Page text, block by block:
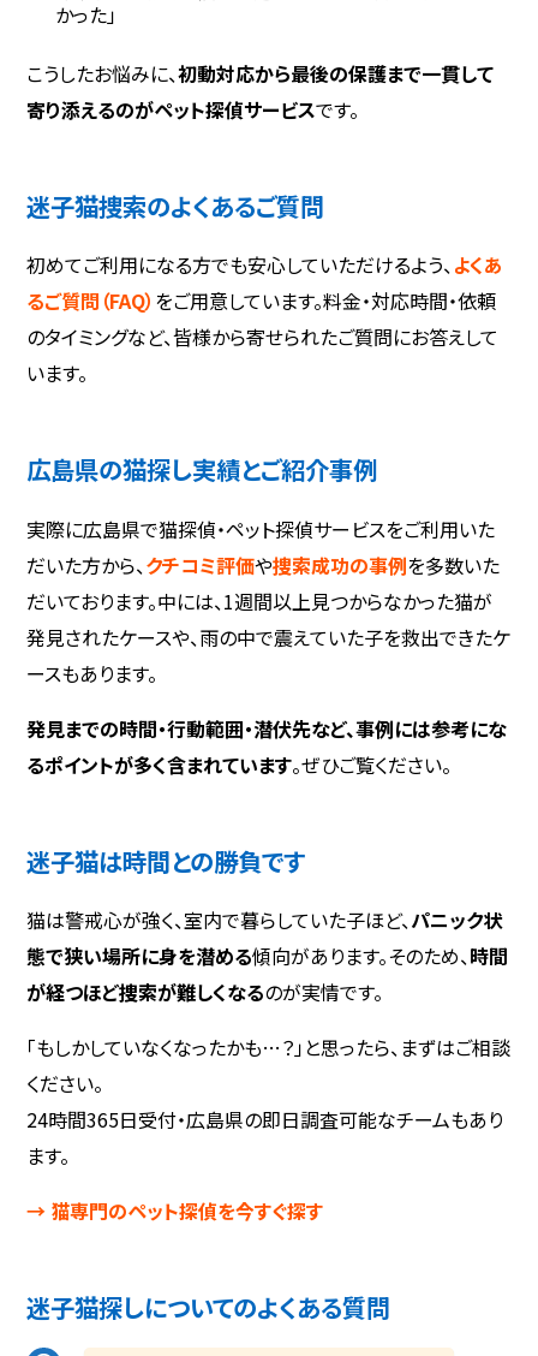
かった」
こうしたお悩みに、初動対応から最後の保護まで一貫して
寄り添えるのがペット探偵サービスです。
迷子猫捜索のよくあるご質問
初めてご利用になる方でも安心していただけるよう、よくあ
るご質問（FAQ） をご用意しています。料金・対応時間・依頼
のタイミングなど、皆様から寄せられたご質問にお答えして
います。
広島県の猫探し実績とご紹介事例
実際に広島県で猫探偵・ペット探偵サービスをご利用いた
だいた方から、クチコミ評価や捜索成功の事例を多数いた
だいております。中には、1週間以上見つからなかった猫が
発見されたケースや、雨の中で震えていた子を救出できたケ
ースもあります。
発見までの時間・行動範囲・潜伏先など、事例には参考にな
るポイントが多く含まれています。ぜひご覧ください。
迷子猫は時間との勝負です
猫は警戒心が強く、室内で暮らしていた子ほど、パニック状
態で狭い場所に身を潜める傾向があります。そのため、時間
が経つほど捜索が難しくなるのが実情です。
「もしかしていなくなったかも…？」と思ったら、まずはご相談
ください。
24時間365日受付・広島県の即日調査可能なチームもあり
ます。
→ 猫専門のペット探偵を今すぐ探す
迷子猫探しについてのよくある質問